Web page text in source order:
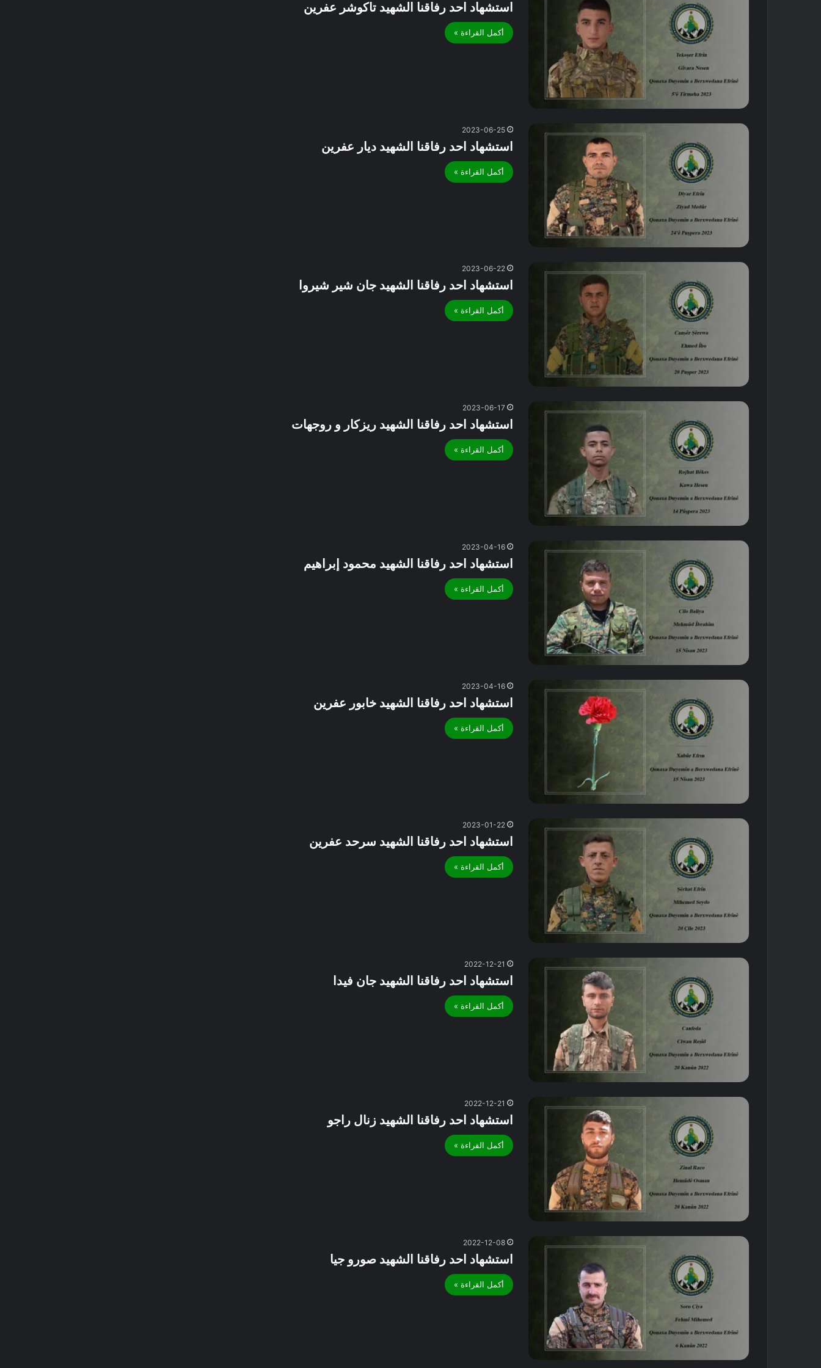
استشهاد احد رفاقنا الشهيد تاكوشر عفرين
أكمل القراءة »
2023-06-25
استشهاد احد رفاقنا الشهيد ديار عفرين
أكمل القراءة »
2023-06-22
استشهاد احد رفاقنا الشهيد جان شير شيروا
أكمل القراءة »
2023-06-17
استشهاد احد رفاقنا الشهيد ريزكار و روجهات
أكمل القراءة »
2023-04-16
استشهاد احد رفاقنا الشهيد محمود إبراهيم
أكمل القراءة »
2023-04-16
استشهاد احد رفاقنا الشهيد خابور عفرين
أكمل القراءة »
2023-01-22
استشهاد احد رفاقنا الشهيد سرحد عفرين
أكمل القراءة »
2022-12-21
استشهاد احد رفاقنا الشهيد جان فيدا
أكمل القراءة »
2022-12-21
استشهاد احد رفاقنا الشهيد زنال راجو
أكمل القراءة »
2022-12-08
استشهاد احد رفاقنا الشهيد صورو جيا
أكمل القراءة »